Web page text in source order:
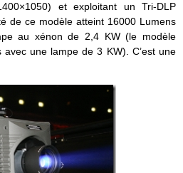
et exploitant un Tri-DLP
de ce modèle atteint 16000 Lumens
au xénon de 2,4 KW (le modèle
une lampe de 3 KW). C’est une